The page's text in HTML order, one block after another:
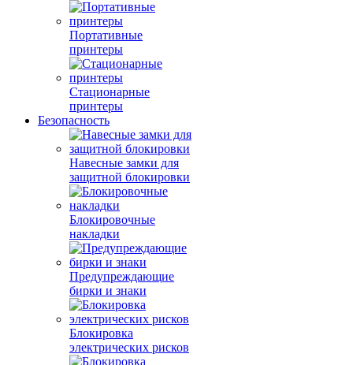
Портативные
принтеры
Стационарные
принтеры
Безопасность
Навесные замки для
защитной блокировки
Блокировочные
накладки
Предупреждающие
бирки и знаки
Блокировка
электрических рисков